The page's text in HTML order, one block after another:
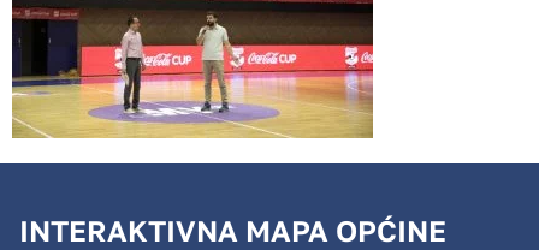
INTERAKTIVNA MAPA OPĆINE